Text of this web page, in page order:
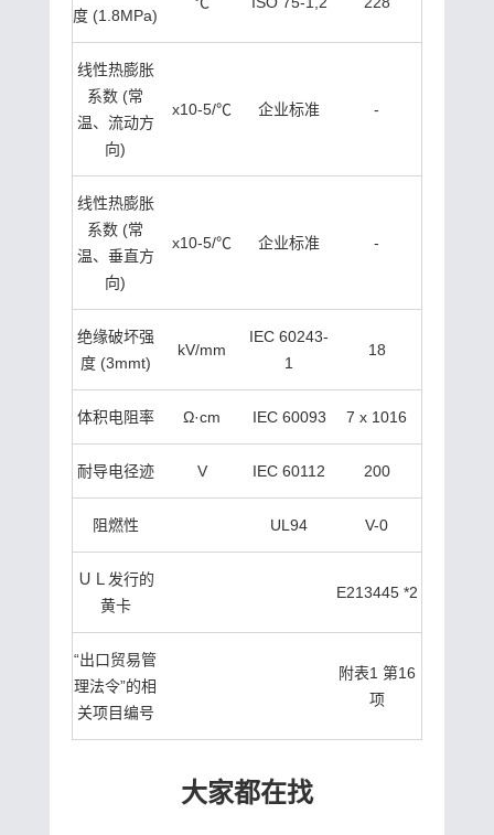
度 (1.8MPa)
线性热膨胀
系数 (常
温、流动方
向)
x10-5/℃ 企业标准 -
线性热膨胀
系数 (常
温、垂直方
向)
x10-5/℃ 企业标准 -
绝缘破坏强
度 (3mmt)
kV/mm
IEC 60243-
1
18
体积电阻率 Ω·cm IEC 60093 7 x 1016
耐导电径迹 V IEC 60112 200
阻燃性 UL94 V-0
ＵＬ发行的
黄卡
E213445 *2
“出口贸易管
理法令”的相
关项目编号
附表1 第16
项
大家都在找